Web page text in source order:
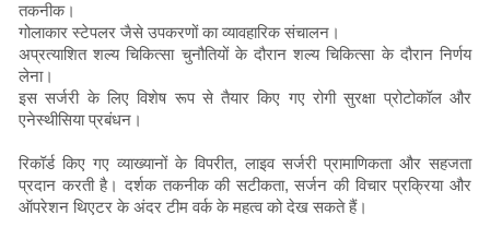
तकनीक।
गोलाकार स्टेपलर जैसे उपकरणों का व्यावहारिक संचालन।
अप्रत्याशित शल्य चिकित्सा चुनौतियों के दौरान शल्य चिकित्सा के दौरान निर्णय
लेना।
इस सर्जरी के लिए विशेष रूप से तैयार किए गए रोगी सुरक्षा प्रोटोकॉल और
एनेस्थीसिया प्रबंधन।
रिकॉर्ड किए गए व्याख्यानों के विपरीत, लाइव सर्जरी प्रामाणिकता और सहजता
प्रदान करती है। दर्शक तकनीक की सटीकता, सर्जन की विचार प्रक्रिया और
ऑपरेशन थिएटर के अंदर टीम वर्क के महत्व को देख सकते हैं।